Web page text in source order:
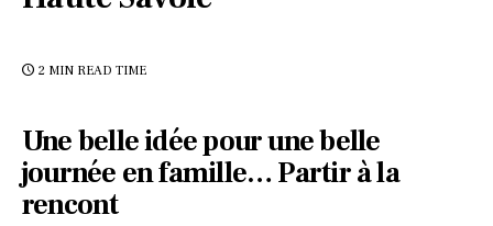
Évènements
2 MIN READ TIME
Une belle idée pour une belle
journée en famille… Partir à la
rencont